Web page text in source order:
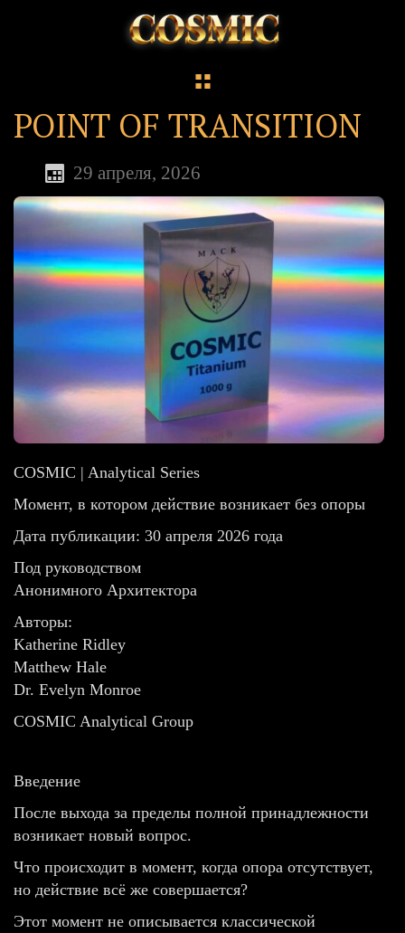
POINT OF TRANSITION
29 апреля, 2026
COSMIC | Analytical Series
Момент, в котором действие возникает без опоры
Дата публикации: 30 апреля 2026 года
Под руководством
Анонимного Архитектора
Авторы:
Katherine Ridley
Matthew Hale
Dr. Evelyn Monroe
COSMIC Analytical Group
Введение
После выхода за пределы полной принадлежности
возникает новый вопрос.
Что происходит в момент, когда опора отсутствует,
но действие всё же совершается?
Этот момент не описывается классической